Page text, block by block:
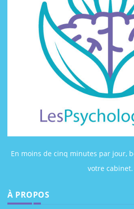
En moins de cinq minutes par jour,
votre cabinet.
À PROPOS